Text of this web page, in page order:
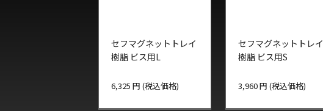
セフマグネットトレイ
樹脂 ビス用L
6,325 円 (税込価格)
セフマグネットトレイ
樹脂 ビス用S
3,960 円 (税込価格)